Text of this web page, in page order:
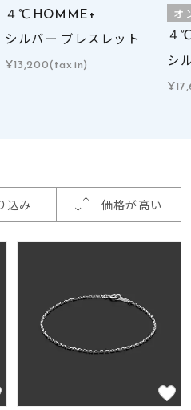
～
４℃ HOMME+
シルバー ブレスレット
¥13,200(tax in)
オ
４
シ
込み 価格が高い